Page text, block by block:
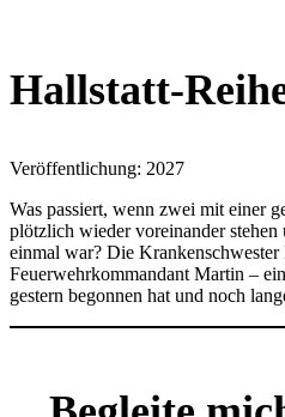
Hallstatt-
Veröffentlichung: 2027
Was passiert, wenn zwei mit einer
plötzlich wieder voreinander stehen
einmal war? Die Krankenschwester
Feuerwehrkommandant Martin –
gestern begonnen hat und noch